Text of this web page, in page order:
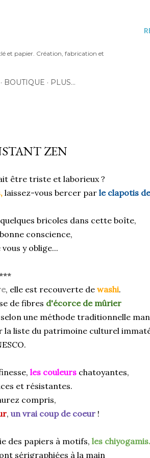
et papier. Création, fabrication et
BOUTIQUE PLUS…
ZEN
être triste et laborieux ?
laissez-vous bercer parle clapotis
bricoles dans cette boîte,
conscience,
y oblige...
, elle est recouverte de washi.
de fibres d'écorce de mûrier
une méthode traditionnelle
la liste du patrimoine culturel
les couleurs chatoyantes,
et résistantes.
compris,
, un vrai coup de coeur !
des papiers à motifs, les chiyogamis.
sérigraphiées à la main